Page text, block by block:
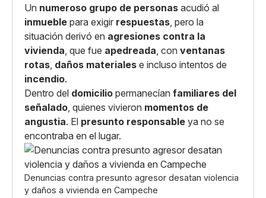
Un numeroso grupo de personas acudió al
inmueble para exigir respuestas, pero la
situación derivó en agresiones contra la
vivienda, que fue apedreada, con ventanas
rotas, daños materiales e incluso intentos de
incendio.
Dentro del domicilio permanecían familiares del
señalado, quienes vivieron momentos de
angustia. El presunto responsable ya no se
encontraba en el lugar.
Denuncias contra presunto agresor desatan violencia
y daños a vivienda en Campeche